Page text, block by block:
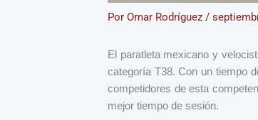
Por Omar Rodríguez /
El paratleta mexicano y
categoría T38. Con un tiempo
competidores de esta
mejor tiempo de sesión.